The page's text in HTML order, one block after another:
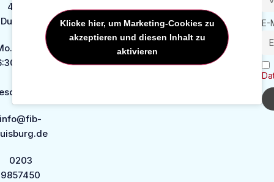
47169
Duisburg
bis Mi.:
- 18:30
info@fib-
0203
9857450
Klicke hier, um Marketing-Cookies zu
akzeptieren und diesen Inhalt zu
aktivieren
E-